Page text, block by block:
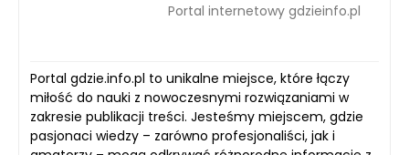
Portal internetowy gdzieinfo.pl
Portal gdzie.info.pl to unikalne miejsce, które łączy
miłość do nauki z nowoczesnymi rozwiązaniami w
zakresie publikacji treści. Jesteśmy miejscem, gdzie
pasjonaci wiedzy – zarówno profesjonaliści, jak i